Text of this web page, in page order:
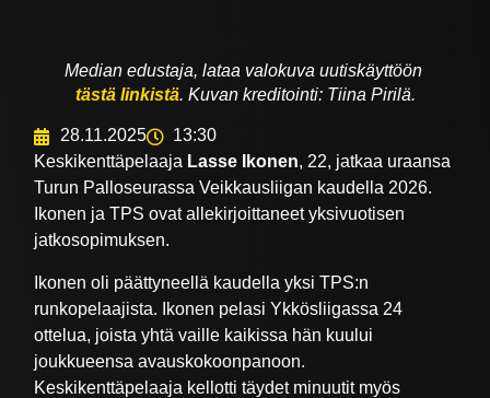
Median edustaja, lataa valokuva uutiskäyttöön
tästä linkistä. Kuvan kreditointi: Tiina Pirilä.
28.11.2025
13:30
Keskikenttäpelaaja Lasse Ikonen, 22, jatkaa uraansa
Turun Palloseurassa Veikkausliigan kaudella 2026.
Ikonen ja TPS ovat allekirjoittaneet yksivuotisen
jatkosopimuksen.
Ikonen oli päättyneellä kaudella yksi TPS:n
runkopelaajista. Ikonen pelasi Ykkösliigassa 24
ottelua, joista yhtä vaille kaikissa hän kuului
joukkueensa avauskokoonpanoon.
Keskikenttäpelaaja kellotti täydet minuutit myös